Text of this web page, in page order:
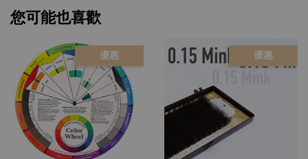
您可能也喜歡
優惠 優惠